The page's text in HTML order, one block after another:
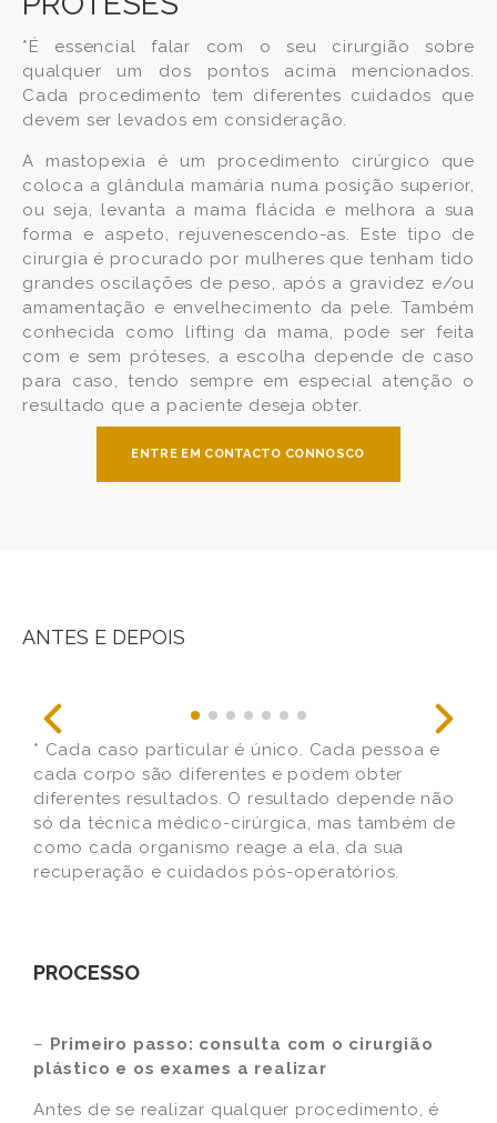
*É essencial falar com o seu cirurgião sobre
qualquer um dos pontos acima mencionados.
Cada procedimento tem diferentes cuidados que
devem ser levados em consideração.
A mastopexia é um procedimento cirúrgico que
coloca a glândula mamária numa posição superior,
ou seja, levanta a mama flácida e melhora a sua
forma e aspeto, rejuvenescendo-as. Este tipo de
cirurgia é procurado por mulheres que tenham tido
grandes oscilações de peso, após a gravidez e/ou
amamentação e envelhecimento da pele. Também
conhecida como lifting da mama, pode ser feita
com e sem próteses, a escolha depende de caso
para caso, tendo sempre em especial atenção o
resultado que a paciente deseja obter.
ENTRE EM CONTACTO CONNOSCO
ANTES E DEPOIS
* Cada caso particular é único. Cada pessoa e
cada corpo são diferentes e podem obter
diferentes resultados. O resultado depende não
só da técnica médico-cirúrgica, mas também de
como cada organismo reage a ela, da sua
recuperação e cuidados pós-operatórios.
PROCESSO
– Primeiro passo: consulta com o cirurgião
plástico e os exames a realizar
Antes de se realizar qualquer procedimento, é